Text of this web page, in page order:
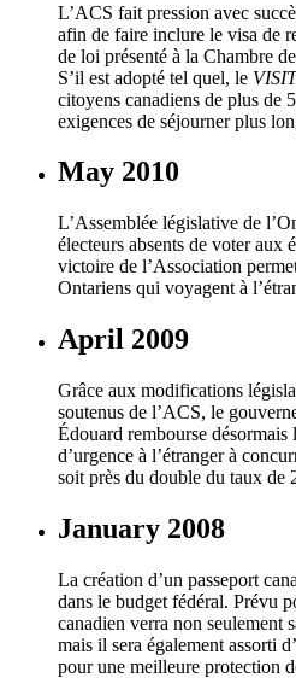
L’ACS fait pression avec
afin de faire inclure le visa de
de loi présenté à la Chambre
S’il est adopté tel quel, le
citoyens canadiens de plus de
exigences de séjourner plus
May 2010
L’Assemblée législative de
électeurs absents de voter aux
victoire de l’Association
Ontariens qui voyagent à
April 2009
Grâce aux modifications
soutenus de l’ACS, le
Édouard rembourse désormais
d’urgence à l’étranger à
soit près du double du taux de
January 2008
La création d’un passeport
dans le budget fédéral. Prévu
canadien verra non seulement
mais il sera également assorti
pour une meilleure protection